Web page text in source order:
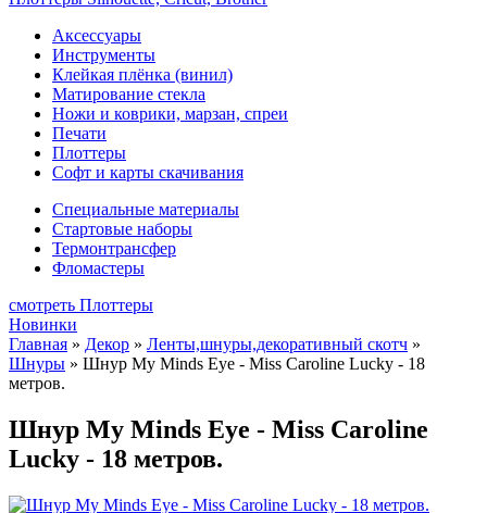
Аксессуары
Инструменты
Клейкая плёнка (винил)
Матирование стекла
Ножи и коврики, марзан, спреи
Печати
Плоттеры
Софт и карты скачивания
Специальные материалы
Стартовые наборы
Термонтрансфер
Фломастеры
смотреть Плоттеры
Новинки
Главная » Декор » Ленты,шнуры,декоративный скотч »
Шнуры » Шнур My Minds Eye - Miss Caroline Lucky - 18
метров.
Шнур My Minds Eye - Miss Caroline
Lucky - 18 метров.